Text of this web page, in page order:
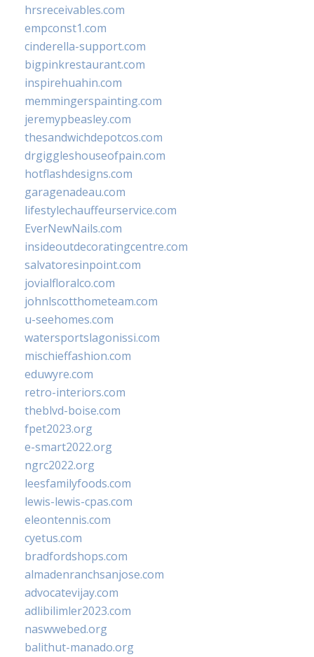
hrsreceivables.com
empconst1.com
cinderella-support.com
bigpinkrestaurant.com
inspirehuahin.com
memmingerspainting.com
jeremypbeasley.com
thesandwichdepotcos.com
drgiggleshouseofpain.com
hotflashdesigns.com
garagenadeau.com
lifestylechauffeurservice.com
EverNewNails.com
insideoutdecoratingcentre.com
salvatoresinpoint.com
jovialfloralco.com
johnlscotthometeam.com
u-seehomes.com
watersportslagonissi.com
mischieffashion.com
eduwyre.com
retro-interiors.com
theblvd-boise.com
fpet2023.org
e-smart2022.org
ngrc2022.org
leesfamilyfoods.com
lewis-lewis-cpas.com
eleontennis.com
cyetus.com
bradfordshops.com
almadenranchsanjose.com
advocatevijay.com
adlibilimler2023.com
naswwebed.org
balithut-manado.org